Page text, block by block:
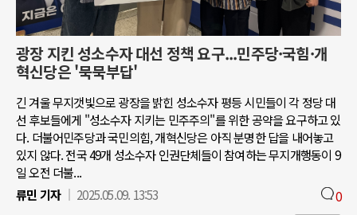
광장 지킨 성소수자 대선 정책 요구...민주당·국힘·개
혁신당은 '묵묵부답'
긴 겨울 무지갯빛으로 광장을 밝힌 성소수자 평등 시민들이 각 정당 대
선 후보들에게 "성소수자 지키는 민주주의"를 위한 공약을 요구하고 있
다. 더불어민주당과 국민의힘, 개혁신당은 아직 분명한 답을 내어놓고
있지 않다. 전국 49개 성소수자 인권단체들이 참여하는 무지개행동이 9
일 오전 더불...
류민 기자
2025.05.09. 13:53 0